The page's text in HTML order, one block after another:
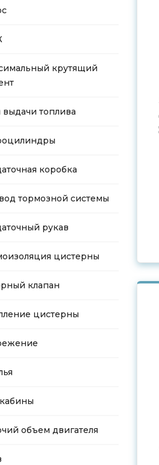
крутящий
выдачи топлива
коробка
тормозной системы
рукав
цистерны
клапан
цистерны
объем двигателя